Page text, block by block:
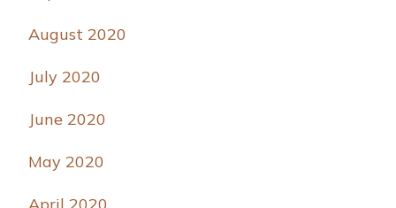
August 2020
July 2020
June 2020
May 2020